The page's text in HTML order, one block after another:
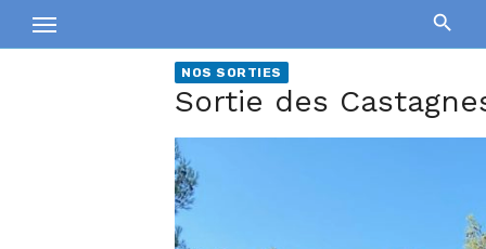
to
NOS SORTIES
Sortie des